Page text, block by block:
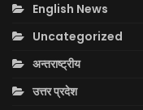
English News
Uncategorized
अन्तराष्ट्रीय
उत्तर प्रदेश